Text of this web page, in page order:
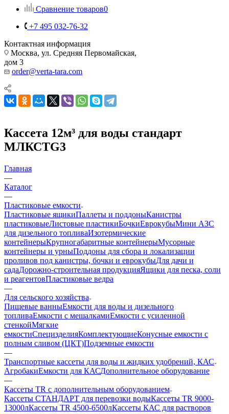
Сравнение товаров0
+7 495 032-76-32
Контактная информация
Москва, ул. Средняя Первомайская,
дом 3
order@verta-tara.com
Кассета 12м³ для воды стандарт
МЛКСТG3
Главная
—
Каталог
—
Пластиковые емкости
Пластиковые ящикиПаллеты и поддоныКанистры
пластиковыеЛистовые пластикиБочкиЕврокубыМини АЗС
для дизельного топливаИзотермические
контейнерыКрупногабаритные контейнерыМусорные
контейнеры и урныПоддоны для сбора и локализации
проливов под канистры, бочки и еврокубыДля дачи и
садаДорожно-строительная продукцияЯщики для песка, соли
и реагентовПластиковые ведра
—
Для сельского хозяйства
Пищевые ванныЕмкости для воды и дизельного
топливаЕмкости с мешалкамиЕмкости с усиленной
стенкойМягкие
емкостиСпецизделияКомплектующиеКонусные емкости с
полным сливом (ЦКТ)Подземные емкости
—
Транспортные кассеты для воды и жидких удобрений, КАС
АгробакиЕмкости для КАСДополнительное оборудование
—
Кассеты TR с дополнительным оборудованием
Кассеты СТАНДАРТ для перевозки водыКассеты TR 9000-
13000лКассеты TR 4500-6500лКассеты КАС для растворов